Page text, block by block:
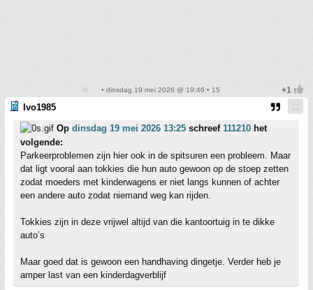
• dinsdag 19 mei 2026 @ 19:46 • 15
Ivo1985
Op dinsdag 19 mei 2026 13:25 schreef 111210 het
volgende:
Parkeerproblemen zijn hier ook in de spitsuren een probleem. Maar
dat ligt vooral aan tokkies die hun auto gewoon op de stoep zetten
zodat moeders met kinderwagens er niet langs kunnen of achter
een andere auto zodat niemand weg kan rijden.
Tokkies zijn in deze vrijwel altijd van die kantoortuig in te dikke
auto’s
Maar goed dat is gewoon een handhaving dingetje. Verder heb je
amper last van een kinderdagverblijf